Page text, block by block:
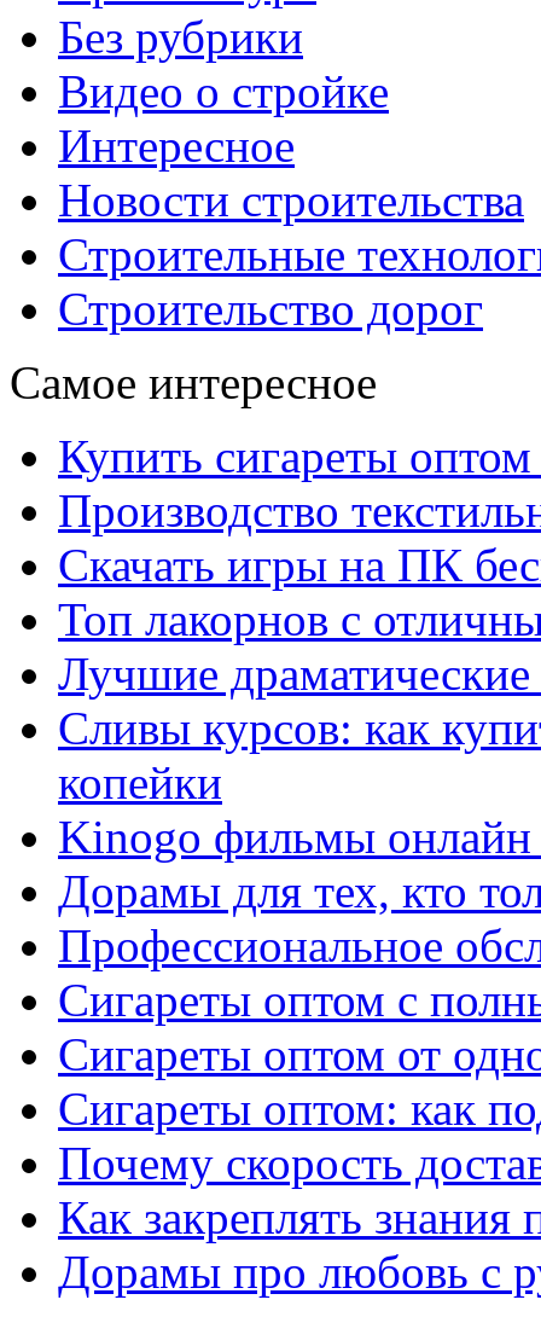
Без рубрики
Видео о стройке
Интересное
Новости строительства
Строительные
Строительство дорог
Самое интересное
Купить сигареты
Производство
Скачать игры на ПК
Топ лакорнов с
Лучшие
Сливы курсов: как
копейки
Kinogo фильмы онлайн
Дорамы для тех, кто
Профессиональное
Сигареты оптом с
Сигареты оптом от
Сигареты оптом: как
Почему скорость
Как закреплять знания
Дорамы про любовь с